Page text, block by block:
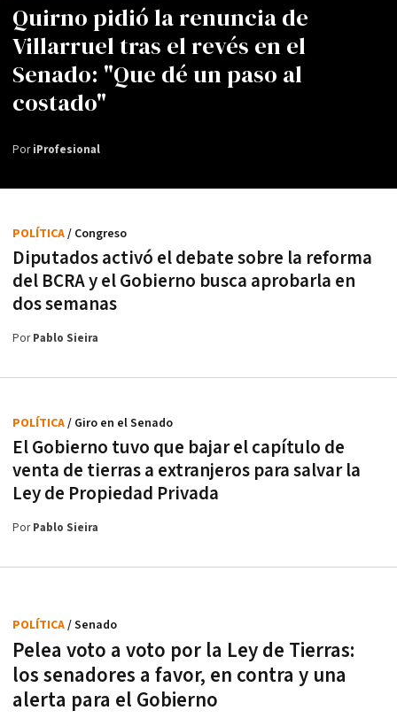
Quirno pidió la renuncia de
Villarruel tras el revés en el
Senado: "Que dé un paso al
costado"
PoriProfesional
Diputados activó el debate sobre la reforma
del BCRA y el Gobierno busca aprobarla en
dos semanas
POLÍTICA/ Congreso
PorPablo Sieira
El Gobierno tuvo que bajar el capítulo de
venta de tierras a extranjeros para salvar la
Ley de Propiedad Privada
POLÍTICA/ Giro en el Senado
PorPablo Sieira
Pelea voto a voto por la Ley de Tierras:
los senadores a favor, en contra y una
alerta para el Gobierno
POLÍTICA/ Senado